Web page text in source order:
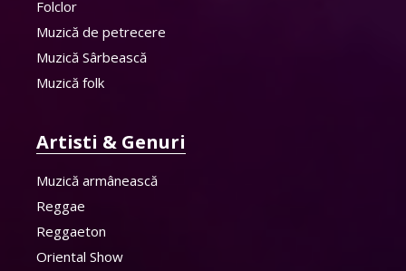
Folclor
Muzică de petrecere
Muzică Sârbească
Muzică folk
Artisti & Genuri
Muzică armânească
Reggae
Reggaeton
Oriental Show